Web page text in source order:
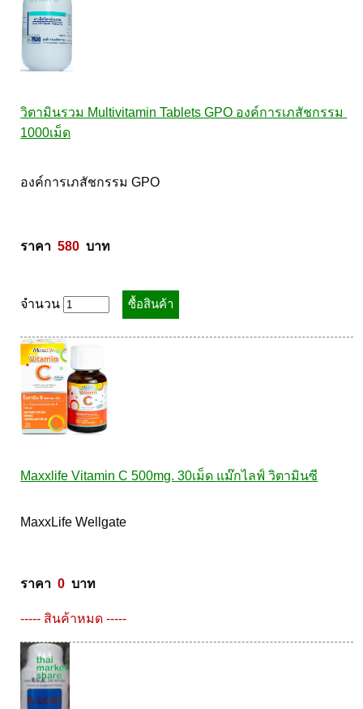
วิตามินรวม Multivitamin Tablets GPO องค์การเภสัชกรรม
1000เม็ด
องค์การเภสัชกรรม GPO
ราคา 580
  บาท
จำนวน
Maxxlife Vitamin C 500mg. 30เม็ด แม๊กไลฟ์ วิตามินซี
MaxxLife Wellgate
ราคา 0
  บาท
----- สินค้าหมด -----